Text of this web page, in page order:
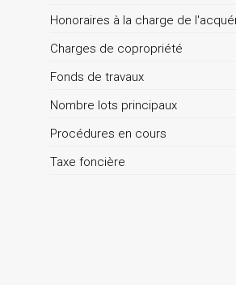
Honoraires à la charge de
Charges de copropriété
Fonds de travaux
Nombre lots principaux
Procédures en cours
Taxe foncière